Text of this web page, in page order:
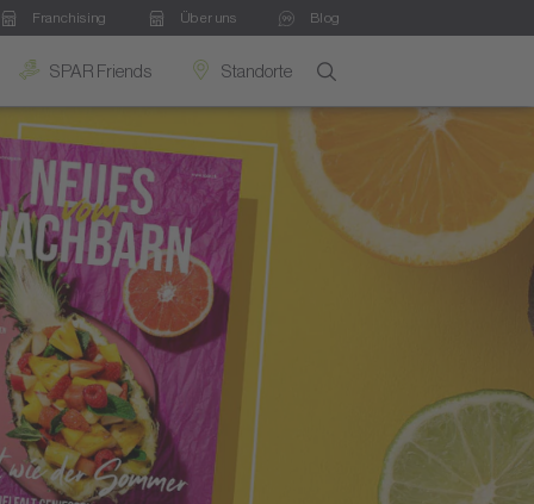
Franchising Über uns Blog
SPAR Friends Standorte